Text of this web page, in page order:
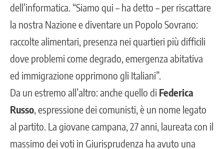
dell’informatica. “Siamo qui – ha detto – per riscattare
la nostra Nazione e diventare un Popolo Sovrano:
raccolte alimentari, presenza nei quartieri più difficili
dove problemi come degrado, emergenza abitativa
ed immigrazione opprimono gli Italiani”.
Da un estremo all’altro: anche quello di Federica
Russo , espressione dei comunisti, è un nome legato
al partito. La giovane campana, 27 anni, laureata con il
massimo dei voti in Giurisprudenza ha avuto una